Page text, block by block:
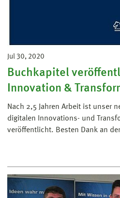
Jul 30, 2020
Buchkapitel
Innovation &
Nach 2,5 Jahren Arbeit ist unser
digitalen Innovations- und
veröffentlicht. Besten Dank an